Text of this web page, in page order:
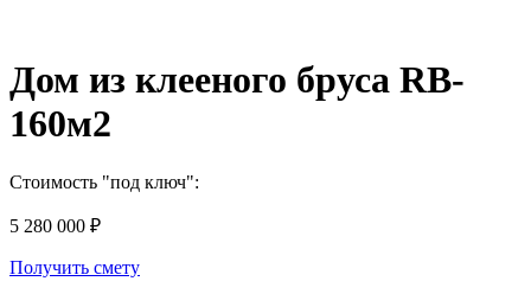
Дом из клееного бруса RB-
160м2
Стоимость "под ключ":
5 280 000 ₽
Получить смету